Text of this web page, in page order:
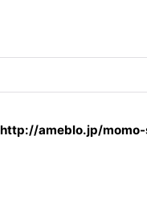
http://ameblo.jp/